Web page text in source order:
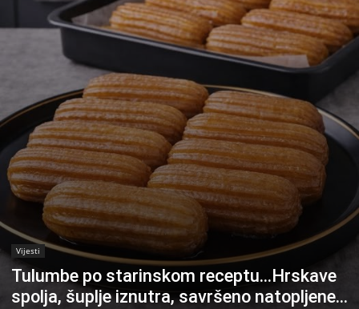
Vijesti
Tulumbe po starinskom receptu…Hrskave
spolja, šuplje iznutra, savršeno natopljene…